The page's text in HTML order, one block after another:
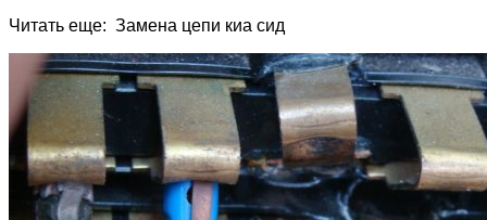
Читать еще: Замена цепи киа сид